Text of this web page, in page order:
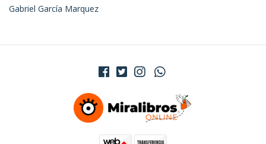
Gabriel García Marquez